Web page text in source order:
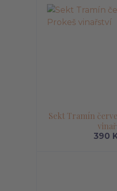
Sekt Tramín
390